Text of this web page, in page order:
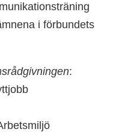
i förbundets
: